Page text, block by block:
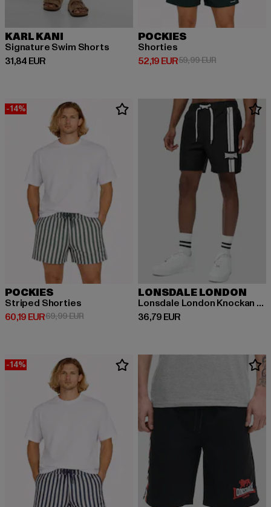
KARL KANI
Signature Swim Shorts
31,84 EUR
Derzeitiger Preis: 31,84 EUR
POCKIES
Shorties
52,19 EUR
Derzeitiger Preis: 52,19 EUR
59,99 EURAktionspreis:
-14%
POCKIES
Striped Shorties
60,19 EUR
Derzeitiger Preis: 60,19 EUR
69,99 EURAktionspreis: 69,99 EUR
LONSDALE LONDON
Lonsdale London Knockan Shorts
36,79 EUR
Derzeitiger Preis: 36,79 EUR
-14%